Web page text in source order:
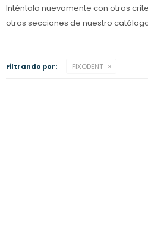
Inténtalo nuevamente con otros
otras secciones de nuestro
Filtrando por: FIXODENT